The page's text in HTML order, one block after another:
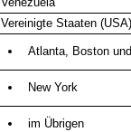
Vereinigte Staaten (USA)
Atlanta, Boston
New York
im Übrigen